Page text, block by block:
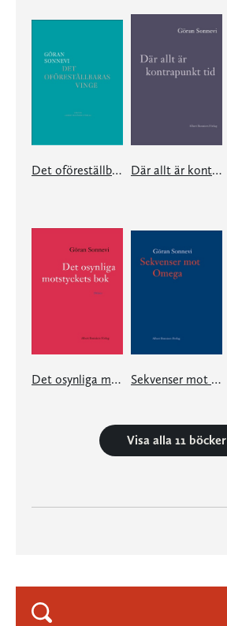
Det oföreställbaras vinge Där allt är kontrapunkt tid
Det osynliga motstyckets bok Sekvenser mot Omega
Visa alla 11 böcker